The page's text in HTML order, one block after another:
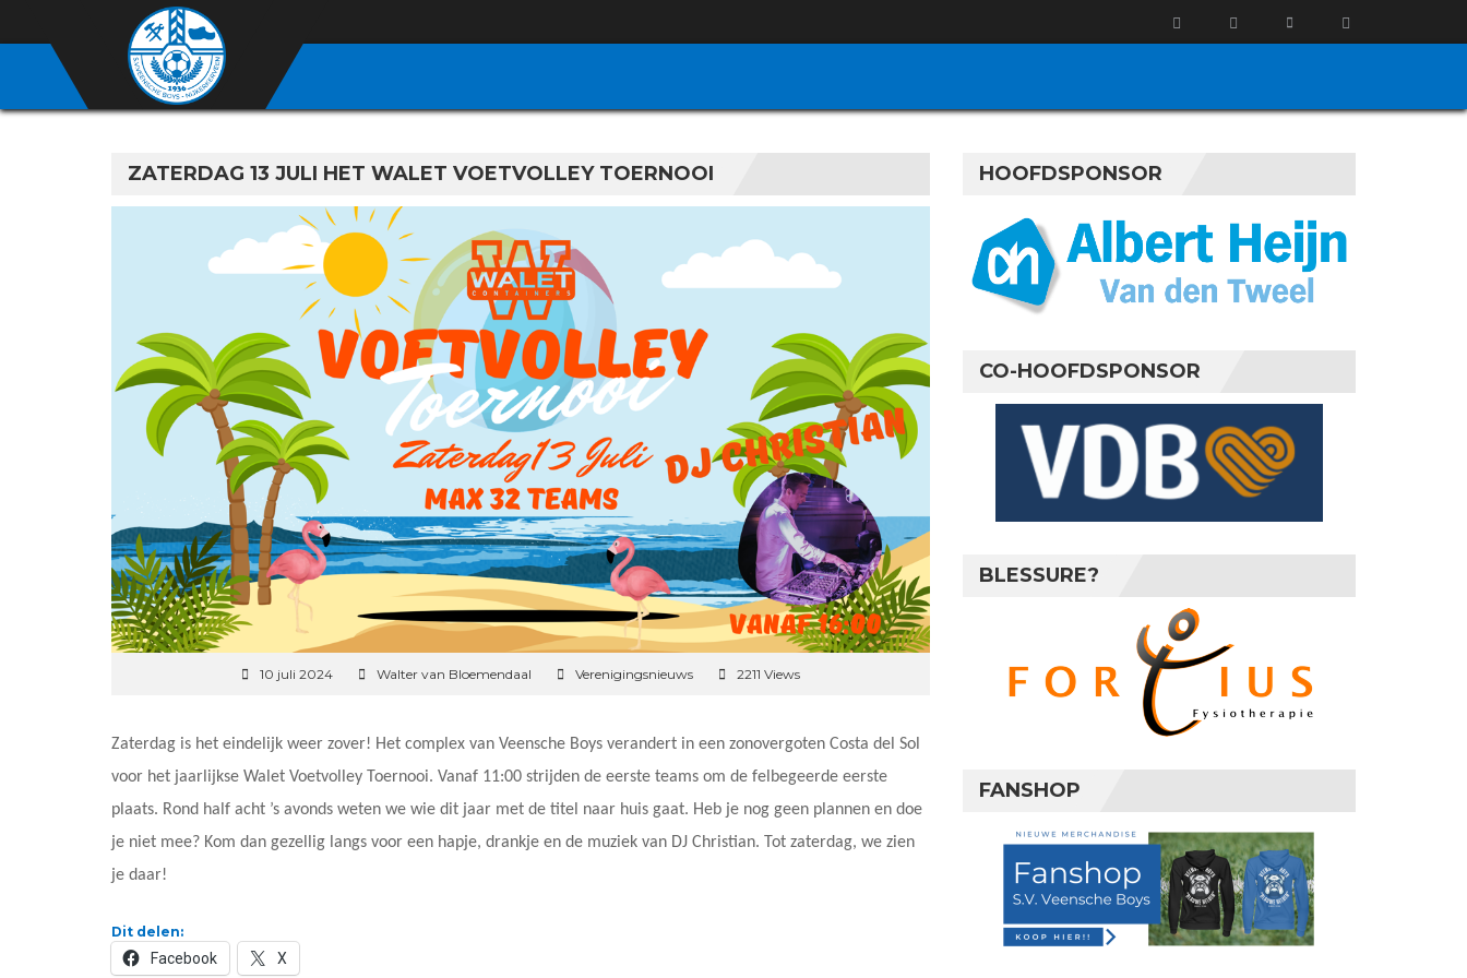
ZATERDAG 13 JULI HET WALET VOETVOLLEY TOERNOOI
10 juli 2024 Walter van Bloemendaal Verenigingsnieuws 2211 Views
Zaterdag is het eindelijk weer zover! Het complex van Veensche Boys verandert in een zonovergoten Costa del Sol
voor het jaarlijkse Walet Voetvolley Toernooi. Vanaf 11:00 strijden de eerste teams om de felbegeerde eerste
plaats. Rond half acht ’s avonds weten we wie dit jaar met de titel naar huis gaat. Heb je nog geen plannen en doe
je niet mee? Kom dan gezellig langs voor een hapje, drankje en de muziek van DJ Christian. Tot zaterdag, we zien
je daar!
Dit delen:
Facebook X
HOOFDSPONSOR
CO-HOOFDSPONSOR
BLESSURE?
FANSHOP